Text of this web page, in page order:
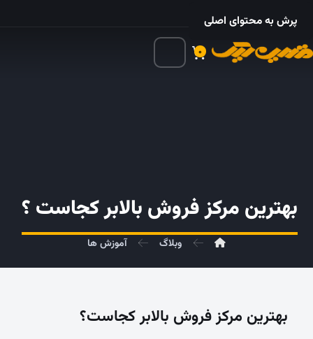
۰۲۱ – ۵۵۲۴ ۵۳۲۵
۰
پرش به محتوای اصلی
بهترین مرکز فروش بالابر کجاست ؟
وبلاگ آموزش ها
بهترین مرکز فروش بالابر کجاست؟